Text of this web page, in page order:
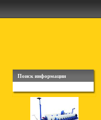
Поиск информации